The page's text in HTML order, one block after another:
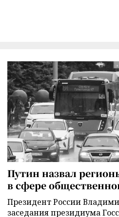
Путин назвал
в сфере
Президент России
заседания президиума